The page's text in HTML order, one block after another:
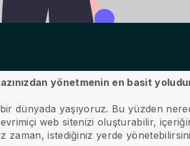
yönetmenin en basit
dünyada yaşıyoruz. Bu yüzden
web sitenizi oluşturabilir,
zaman, istediğiniz yerde